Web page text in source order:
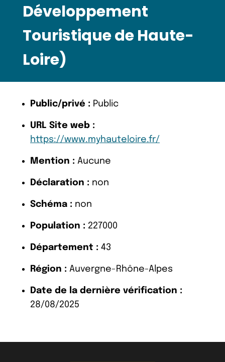
Développement
Touristique de Haute-
Loire)
Public/privé : Public
URL Site web :
https://www.myhauteloire.fr/
Mention : Aucune
Déclaration : non
Schéma : non
Population : 227000
Département : 43
Région : Auvergne-Rhône-Alpes
Date de la dernière vérification :
28/08/2025